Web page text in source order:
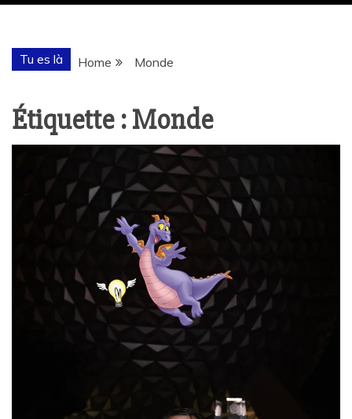
Tu es là Home Monde
Étiquette :Monde